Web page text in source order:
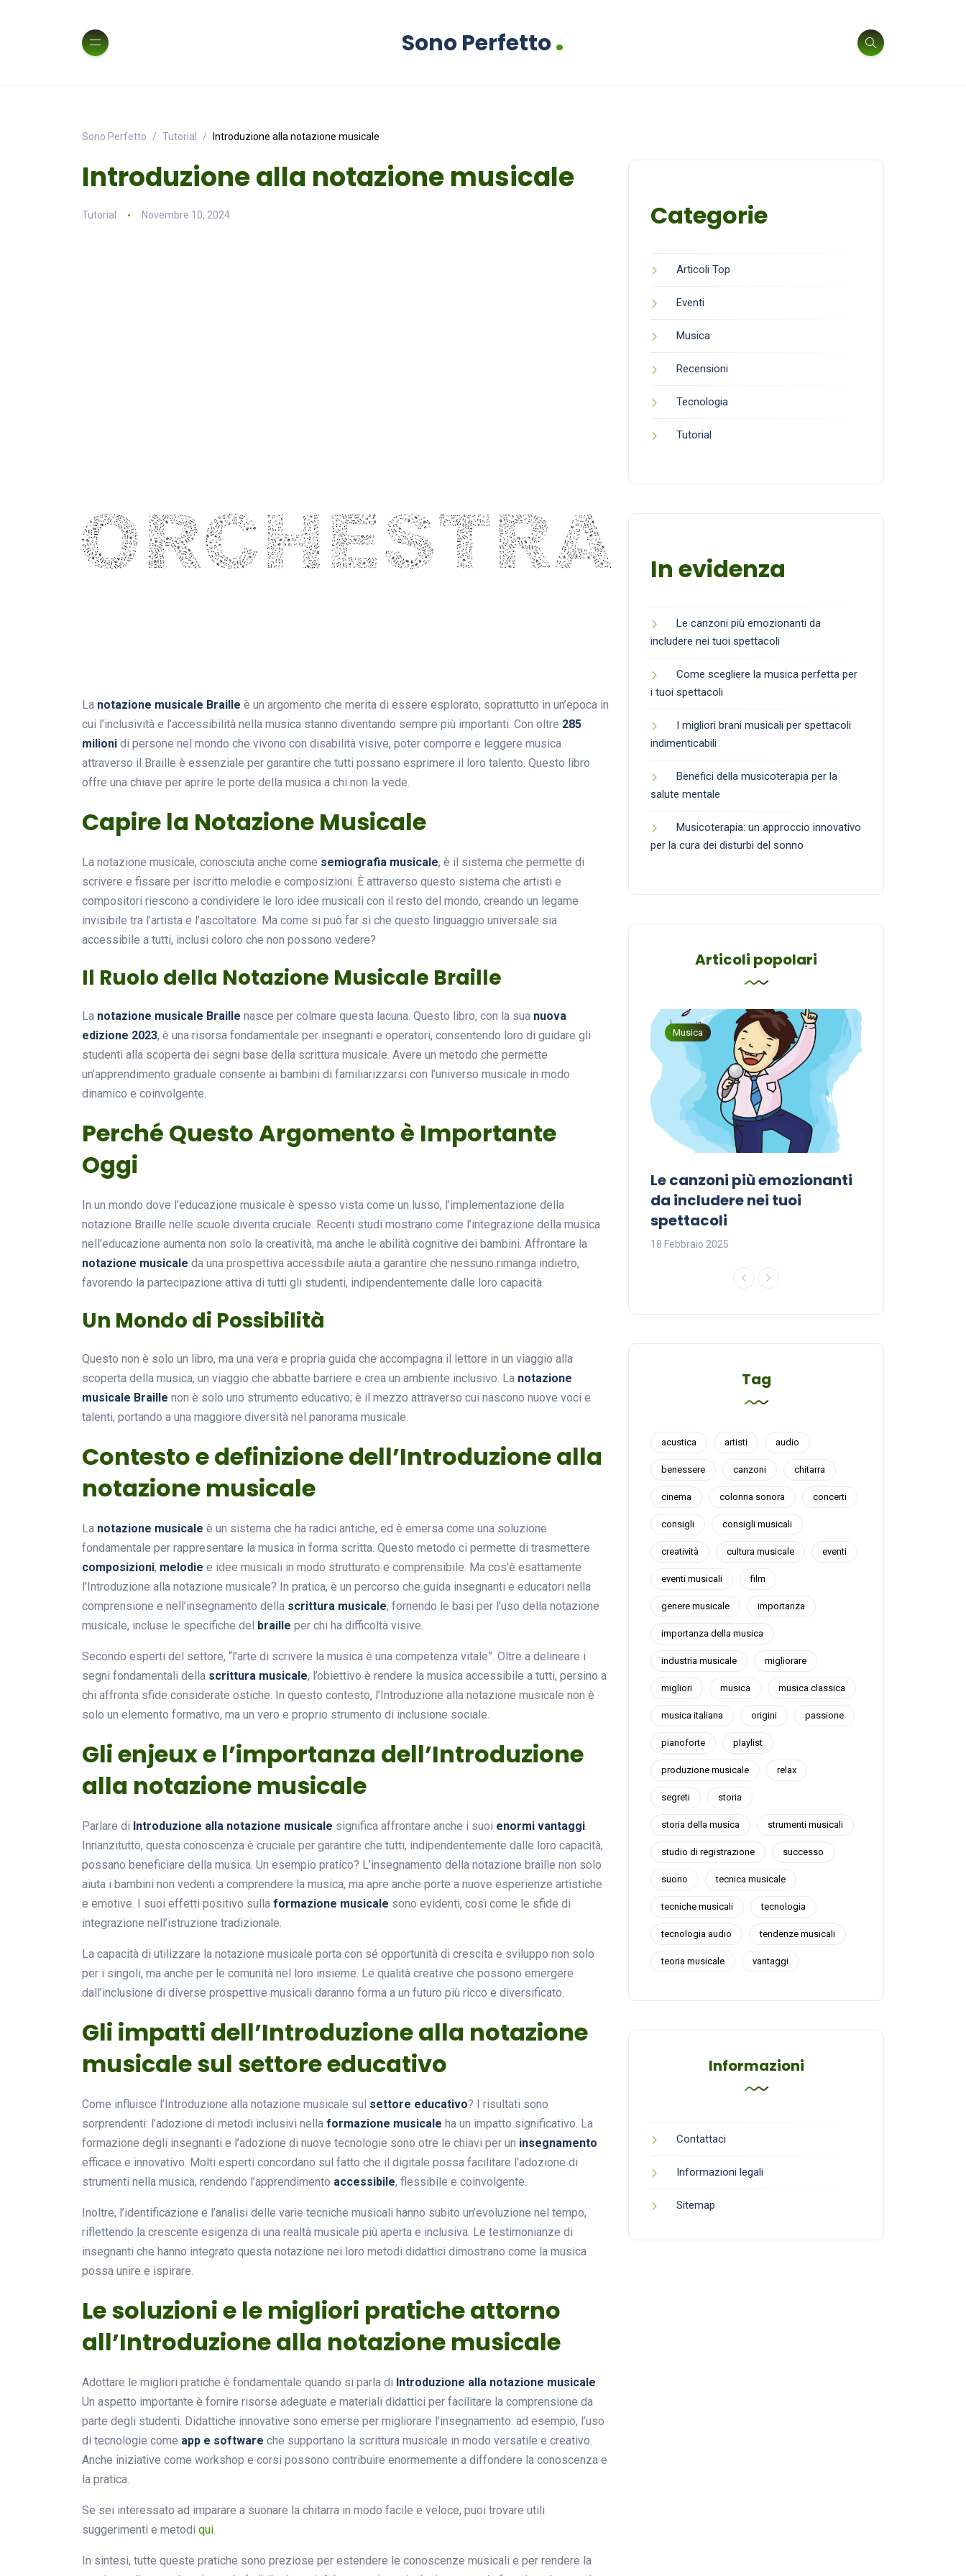
Sono Perfetto.
Sono Perfetto Tutorial Introduzione alla notazione musicale
Introduzione alla notazione musicale
Tutorial Novembre 10, 2024
La notazione musicale Braille è un argomento che merita di essere esplorato, soprattutto in un’epoca in
cui l’inclusività e l’accessibilità nella musica stanno diventando sempre più importanti. Con oltre 285
milioni di persone nel mondo che vivono con disabilità visive, poter comporre e leggere musica
attraverso il Braille è essenziale per garantire che tutti possano esprimere il loro talento. Questo libro
offre una chiave per aprire le porte della musica a chi non la vede.
Capire la Notazione Musicale
La notazione musicale, conosciuta anche come semiografia musicale, è il sistema che permette di
scrivere e fissare per iscritto melodie e composizioni. È attraverso questo sistema che artisti e
compositori riescono a condividere le loro idee musicali con il resto del mondo, creando un legame
invisibile tra l’artista e l’ascoltatore. Ma come si può far sì che questo linguaggio universale sia
accessibile a tutti, inclusi coloro che non possono vedere?
Il Ruolo della Notazione Musicale Braille
La notazione musicale Braille nasce per colmare questa lacuna. Questo libro, con la sua nuova
edizione 2023, è una risorsa fondamentale per insegnanti e operatori, consentendo loro di guidare gli
studenti alla scoperta dei segni base della scrittura musicale. Avere un metodo che permette
un’apprendimento graduale consente ai bambini di familiarizzarsi con l’universo musicale in modo
dinamico e coinvolgente.
Perché Questo Argomento è Importante
Oggi
In un mondo dove l’educazione musicale è spesso vista come un lusso, l’implementazione della
notazione Braille nelle scuole diventa cruciale. Recenti studi mostrano come l’integrazione della musica
nell’educazione aumenta non solo la creatività, ma anche le abilità cognitive dei bambini. Affrontare la
notazione musicale da una prospettiva accessibile aiuta a garantire che nessuno rimanga indietro,
favorendo la partecipazione attiva di tutti gli studenti, indipendentemente dalle loro capacità.
Un Mondo di Possibilità
Questo non è solo un libro, ma una vera e propria guida che accompagna il lettore in un viaggio alla
scoperta della musica, un viaggio che abbatte barriere e crea un ambiente inclusivo. La notazione
musicale Braille non è solo uno strumento educativo; è il mezzo attraverso cui nascono nuove voci e
talenti, portando a una maggiore diversità nel panorama musicale.
Contesto e definizione dell’Introduzione alla
notazione musicale
La notazione musicale è un sistema che ha radici antiche, ed è emersa come una soluzione
fondamentale per rappresentare la musica in forma scritta. Questo metodo ci permette di trasmettere
composizioni, melodie e idee musicali in modo strutturato e comprensibile. Ma cos’è esattamente
l’Introduzione alla notazione musicale? In pratica, è un percorso che guida insegnanti e educatori nella
comprensione e nell’insegnamento della scrittura musicale, fornendo le basi per l’uso della notazione
musicale, incluse le specifiche del braille per chi ha difficoltà visive.
Secondo esperti del settore, “l’arte di scrivere la musica è una competenza vitale”. Oltre a delineare i
segni fondamentali della scrittura musicale, l’obiettivo è rendere la musica accessibile a tutti, persino a
chi affronta sfide considerate ostiche. In questo contesto, l’Introduzione alla notazione musicale non è
solo un elemento formativo, ma un vero e proprio strumento di inclusione sociale.
Gli enjeux e l’importanza dell’Introduzione
alla notazione musicale
Parlare di Introduzione alla notazione musicale significa affrontare anche i suoi enormi vantaggi.
Innanzitutto, questa conoscenza è cruciale per garantire che tutti, indipendentemente dalle loro capacità,
possano beneficiare della musica. Un esempio pratico? L’insegnamento della notazione braille non solo
aiuta i bambini non vedenti a comprendere la musica, ma apre anche porte a nuove esperienze artistiche
e emotive. I suoi effetti positivo sulla formazione musicale sono evidenti, così come le sfide di
integrazione nell’istruzione tradizionale.
La capacità di utilizzare la notazione musicale porta con sé opportunità di crescita e sviluppo non solo
per i singoli, ma anche per le comunità nel loro insieme. Le qualità creative che possono emergere
dall’inclusione di diverse prospettive musicali daranno forma a un futuro più ricco e diversificato.
Gli impatti dell’Introduzione alla notazione
musicale sul settore educativo
Come influisce l’Introduzione alla notazione musicale sul settore educativo? I risultati sono
sorprendenti: l’adozione di metodi inclusivi nella formazione musicale ha un impatto significativo. La
formazione degli insegnanti e l’adozione di nuove tecnologie sono otre le chiavi per un insegnamento
efficace e innovativo. Molti esperti concordano sul fatto che il digitale possa facilitare l’adozione di
strumenti nella musica, rendendo l’apprendimento accessibile, flessibile e coinvolgente.
Inoltre, l’identificazione e l’analisi delle varie tecniche musicali hanno subito un’evoluzione nel tempo,
riflettendo la crescente esigenza di una realtà musicale più aperta e inclusiva. Le testimonianze di
insegnanti che hanno integrato questa notazione nei loro metodi didattici dimostrano come la musica
possa unire e ispirare.
Le soluzioni e le migliori pratiche attorno
all’Introduzione alla notazione musicale
Adottare le migliori pratiche è fondamentale quando si parla di Introduzione alla notazione musicale.
Un aspetto importante è fornire risorse adeguate e materiali didattici per facilitare la comprensione da
parte degli studenti. Didattiche innovative sono emerse per migliorare l’insegnamento: ad esempio, l’uso
di tecnologie come app e software che supportano la scrittura musicale in modo versatile e creativo.
Anche iniziative come workshop e corsi possono contribuire enormemente a diffondere la conoscenza e
la pratica.
Se sei interessato ad imparare a suonare la chitarra in modo facile e veloce, puoi trovare utili
suggerimenti e metodi qui.
In sintesi, tutte queste pratiche sono preziose per estendere le conoscenze musicali e per rendere la
Categorie
Articoli Top
Eventi
Musica
Recensioni
Tecnologia
Tutorial
In evidenza
Le canzoni più emozionanti da
includere nei tuoi spettacoli
Come scegliere la musica perfetta per
i tuoi spettacoli
I migliori brani musicali per spettacoli
indimenticabili
Benefici della musicoterapia per la
salute mentale
Musicoterapia: un approccio innovativo
per la cura dei disturbi del sonno
Articoli popolari
Musica
approccio innovativo per la
cura dei disturbi del sonno
18 Febbraio 2025
Musica
Le canzoni più emozionanti
da includere nei tuoi
spettacoli
18 Febbraio 2025
Tag
acustica artisti audio
benessere canzoni chitarra
cinema colonna sonora concerti
consigli consigli musicali
creatività cultura musicale eventi
eventi musicali film
genere musicale importanza
importanza della musica
industria musicale migliorare
migliori musica musica classica
musica italiana origini passione
pianoforte playlist
produzione musicale relax
segreti storia
storia della musica strumenti musicali
studio di registrazione successo
suono tecnica musicale
tecniche musicali tecnologia
tecnologia audio tendenze musicali
teoria musicale vantaggi
Informazioni
Contattaci
Informazioni legali
Sitemap